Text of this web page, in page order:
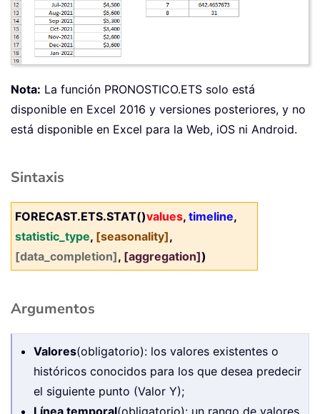
Nota: La función PRONOSTICO.ETS solo está
disponible en Excel 2016 y versiones posteriores, y no
está disponible en Excel para la Web, iOS ni Android.
Sintaxis
FORECAST.ETS.STAT()values, timeline,
statistic_type, [seasonality],
[data_completion], [aggregation])
Argumentos
Valores(obligatorio): los valores existentes o
históricos conocidos para los que desea predecir
el siguiente punto (Valor Y);